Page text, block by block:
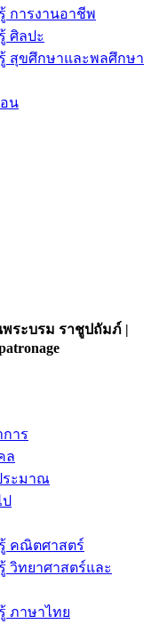
การงานอาชีพ
ศิลปะ
สุขศึกษาและพลศึกษา
น
พระบรม ราชูปถัมภ์ |
าร
ล
ระมาณ
คณิตศาสตร์
วิทยาศาสตร์และ
ภาษาไทย